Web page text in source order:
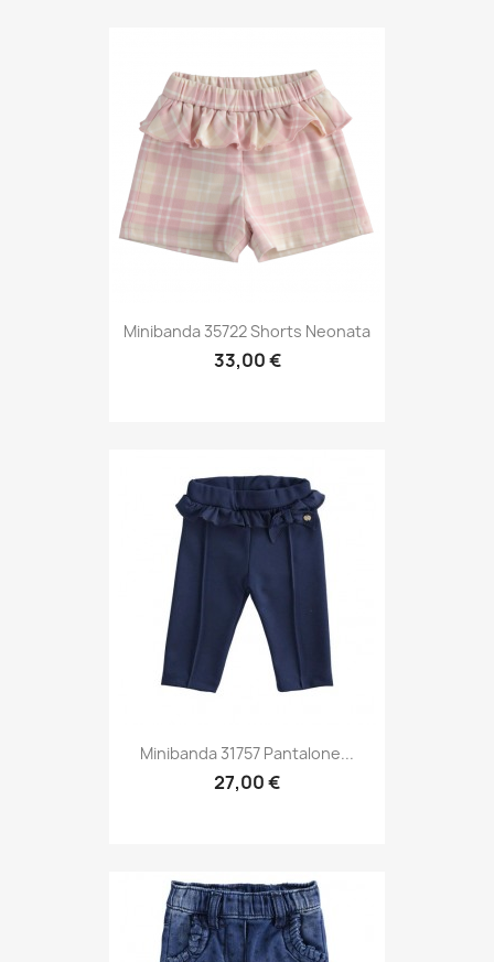
Minibanda 35722 Shorts Neonata
33,00 €
Minibanda 31757 Pantalone...
27,00 €